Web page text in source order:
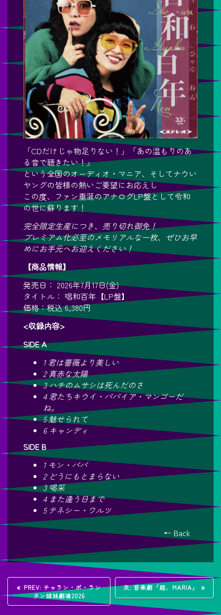
「CDだけじゃ物足りない！」「あの温もりのあ
る音で聴きたい！」
という全国のオーディオ・マニア、そしてナウい
ヤングの皆様の熱いご要望にお応えし
この度、ファン垂涎のアナログLP盤として令和
の世に蘇ります！
完全限定生産につき、売り切れ御免！
プレミアム化必至のメモリアルな一枚、ぜひお早
めにお手元へお迎えください！
【商品情報】
発売日： 2026年7月17日(金)
タイトル： 唱和百年【LP盤】
価格：税込 6,380円
<収録内容>
SIDE A
1 君は薔薇より美しい
2 真赤な太陽
3 ハチのムサシは死んだのさ
4 君たちキウイ・パパイア・マンゴーだ
ね。
5 魅せられて
6 キャンディ
SIDE B
1 モン・パパ
2 どうにもとまらない
3 喝采
4 また逢う日まで
5 テネシー・ワルツ
← Back
投
稿
PREV: 過
去
の
投
チャラン・ポ・ラン
タン姉妹劇場2026
次:次
投
稿:
音楽劇「超、MARIA」